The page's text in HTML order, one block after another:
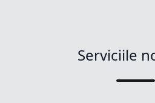
Serviciile